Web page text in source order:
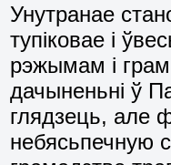
Унутранае
тупіковае і
рэжымам і
дачыненьні ў
глядзець, але
небясьпечную